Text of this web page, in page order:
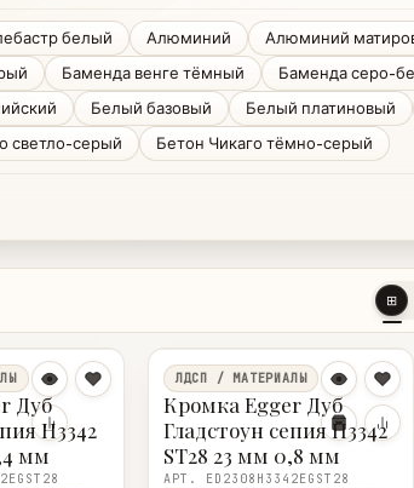
белый Алюминий Алюминий
Баменда венге тёмный Баменда серо-
Белый базовый Белый платиновый
светло-серый Бетон Чикаго тёмно-серый
⊞
Дуб
H3342
мм
ЛДСП / МАТЕРИАЛЫ
Кромка Egger Дуб
Гладстоун сепия H3342
ST28 23 мм 0,8 мм
АРТ. ED2308H3342EGST28